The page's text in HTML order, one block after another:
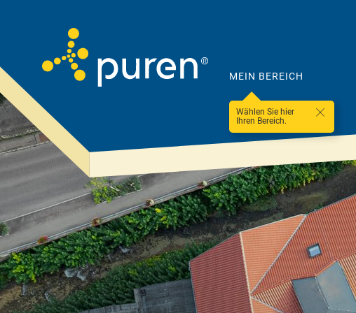
MEIN BEREICH
Wählen Sie hier
Ihren Bereich.
Darum
puren
Unternehmen
100 Betriebe
Ressourceneffizienz
Nachhaltigkeit &
Produkte
&
Lösungen
Steildach
Flachdach